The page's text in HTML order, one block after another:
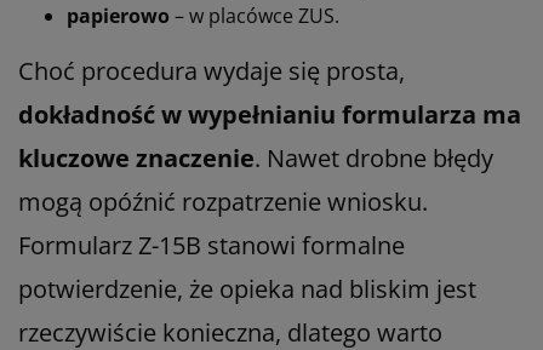
papierowo – w placówce ZUS.
Choć procedura wydaje się prosta,
dokładność w wypełnianiu formularza ma
kluczowe znaczenie. Nawet drobne błędy
mogą opóźnić rozpatrzenie wniosku.
Formularz Z-15B stanowi formalne
potwierdzenie, że opieka nad bliskim jest
rzeczywiście konieczna, dlatego warto